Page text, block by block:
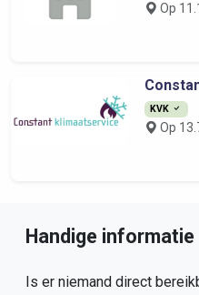
Op
KVK
Op
Handige informatie
Is er niemand direct